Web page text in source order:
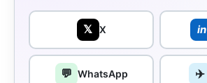
𝕏 X in
💬 WhatsApp ✈️